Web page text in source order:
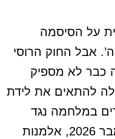
על הסיסמה
אבל החוק הרוסי
כבר לא מספיק
להתאים את לידת
במלחמה נגד
אוקראינה. מה-1 בדצמבר 2026, אלמנות